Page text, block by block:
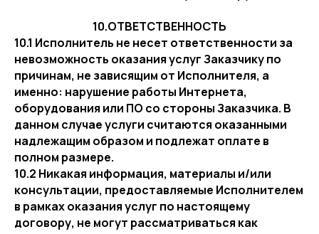
10.ОТВЕТСТВЕННОСТЬ
10.1 Исполнитель не несет ответственности за
невозможность оказания услуг Заказчику по
причинам, не зависящим от Исполнителя, а
именно: нарушение работы Интернета,
оборудования или ПО со стороны Заказчика. В
данном случае услуги считаются оказанными
надлежащим образом и подлежат оплате в
полном размере.
10.2 Никакая информация, материалы и/или
консультации, предоставляемые Исполнителем
в рамках оказания услуг по настоящему
договору, не могут рассматриваться как